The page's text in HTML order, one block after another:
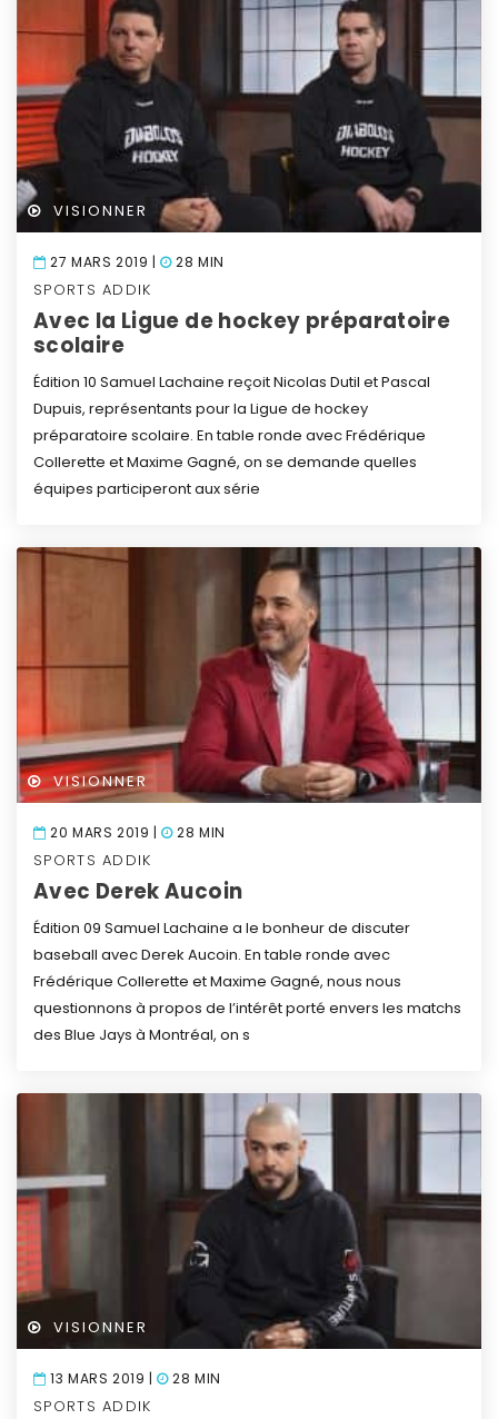
VISIONNER
27 MARS 2019 | 28 MIN
SPORTS ADDIK
Avec la Ligue de hockey préparatoire
scolaire
Édition 10 Samuel Lachaine reçoit Nicolas Dutil et Pascal
Dupuis, représentants pour la Ligue de hockey
préparatoire scolaire. En table ronde avec Frédérique
Collerette et Maxime Gagné, on se demande quelles
équipes participeront aux série
VISIONNER
20 MARS 2019 | 28 MIN
SPORTS ADDIK
Avec Derek Aucoin
Édition 09 Samuel Lachaine a le bonheur de discuter
baseball avec Derek Aucoin. En table ronde avec
Frédérique Collerette et Maxime Gagné, nous nous
questionnons à propos de l’intérêt porté envers les matchs
des Blue Jays à Montréal, on s
VISIONNER
13 MARS 2019 | 28 MIN
SPORTS ADDIK